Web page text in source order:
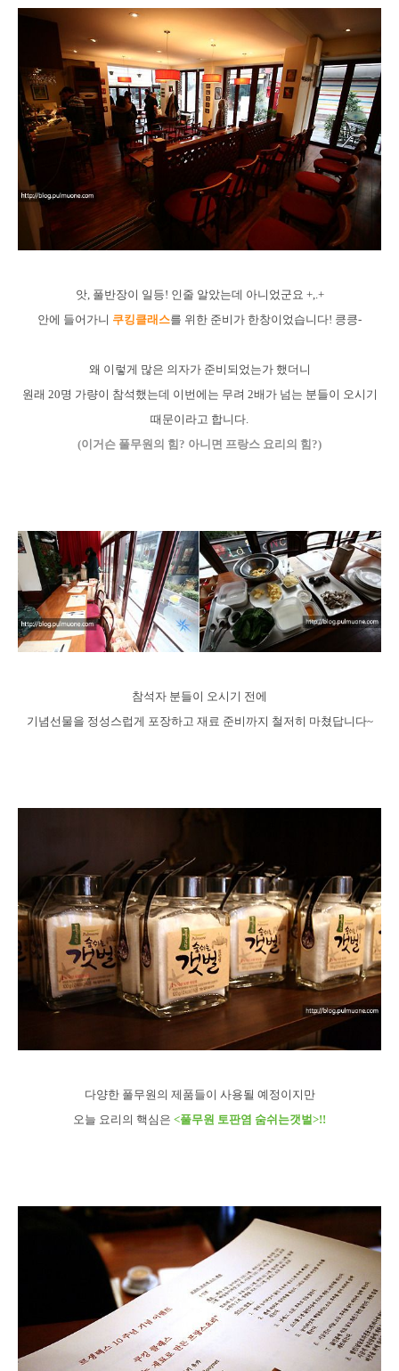
앗, 풀반장이 일등! 인줄 알았는데 아니었군요 +,.+
안에 들어가니 쿠킹클래스를 위한 준비가 한창이었습니다! 킁킁-
왜 이렇게 많은 의자가 준비되었는가 했더니
원래 20명 가량이 참석했는데 이번에는 무려 2배가 넘는 분들이 오시기
때문이라고 합니다.
(이거슨 풀무원의 힘? 아니면 프랑스 요리의 힘?)
참석자 분들이 오시기 전에
기념선물을 정성스럽게 포장하고 재료 준비까지 철저히 마쳤답니다~
다양한 풀무원의 제품들이 사용될 예정이지만
오늘 요리의 핵심은 <풀무원 토판염 숨쉬는갯벌>!!